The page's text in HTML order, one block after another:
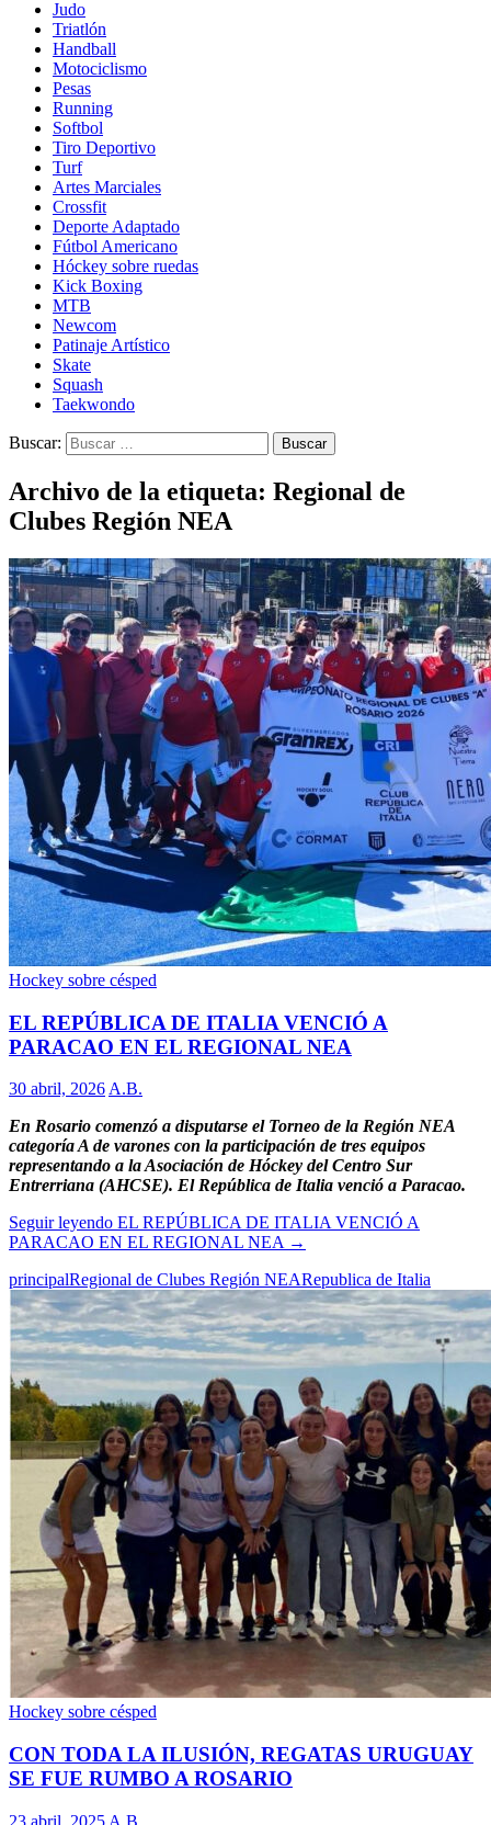
Judo
Triatlón
Handball
Motociclismo
Pesas
Running
Softbol
Tiro Deportivo
Turf
Artes Marciales
Crossfit
Deporte Adaptado
Fútbol Americano
Hóckey sobre ruedas
Kick Boxing
MTB
Newcom
Patinaje Artístico
Skate
Squash
Taekwondo
Buscar:
Archivo de la etiqueta: Regional de
Clubes Región NEA
Hockey sobre césped
EL REPÚBLICA DE ITALIA VENCIÓ A
PARACAO EN EL REGIONAL NEA
30 abril, 2026 A.B.
En Rosario comenzó a disputarse el Torneo de la Región NEA
categoría A de varones con la participación de tres equipos
representando a la Asociación de Hóckey del Centro Sur
Entrerriana (AHCSE). El República de Italia venció a Paracao.
Seguir leyendo EL REPÚBLICA DE ITALIA VENCIÓ A
PARACAO EN EL REGIONAL NEA →
principalRegional de Clubes Región NEARepublica de Italia
Hockey sobre césped
CON TODA LA ILUSIÓN, REGATAS URUGUAY
SE FUE RUMBO A ROSARIO
23 abril, 2025 A.B.